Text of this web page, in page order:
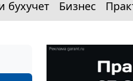
бухучет Бизнес